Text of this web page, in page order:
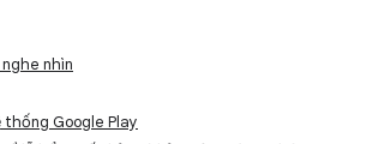
nhìn
thống Google Play